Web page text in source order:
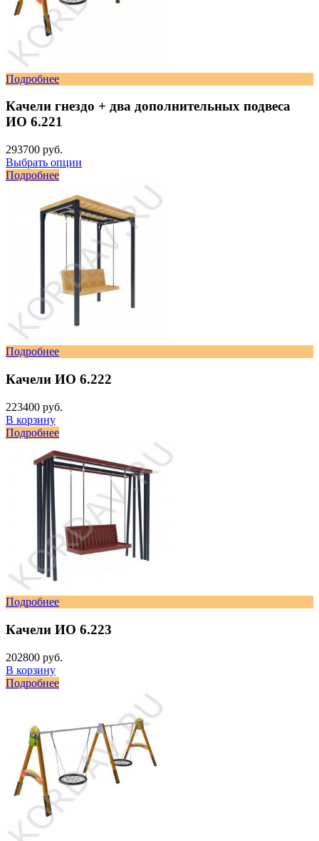
Подробнее
Качели гнездо + два дополнительных подвеса
ИО 6.221
293700 руб.
Выбрать опции
Подробнее
Подробнее
Качели ИО 6.222
223400 руб.
В корзину
Подробнее
Подробнее
Качели ИО 6.223
202800 руб.
В корзину
Подробнее